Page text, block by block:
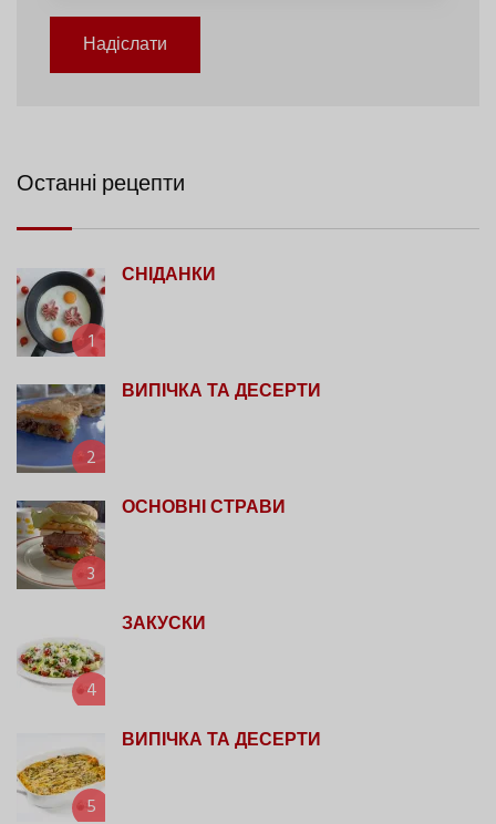
Надіслати
Останні рецепти
1
СНІДАНКИ
2
ВИПІЧКА ТА ДЕСЕРТИ
3
ОСНОВНІ СТРАВИ
4
ЗАКУСКИ
5
ВИПІЧКА ТА ДЕСЕРТИ